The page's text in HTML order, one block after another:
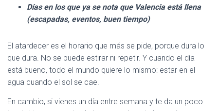
Días en los que ya se nota que Valencia está llena
(escapadas, eventos, buen tiempo)
El atardecer es el horario que más se pide, porque dura lo
que dura. No se puede estirar ni repetir. Y cuando el día
está bueno, todo el mundo quiere lo mismo: estar en el
agua cuando el sol se cae.
En cambio, si vienes un día entre semana y te da un poco